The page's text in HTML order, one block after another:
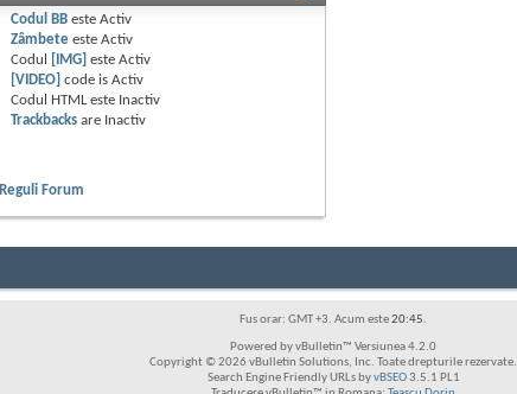
Codul BB esteActiv
Zâmbete esteActiv
Codul
[IMG] esteActiv
[VIDEO] code isActiv
Codul HTML este Inactiv
Trackbacks are Inactiv
Reguli Forum
Fus orar: GMT +3. Acum este20:45.
Powered by vBulletin™ Versiunea 4.2.0
Copyright © 2026 vBulletin Solutions, Inc. Toate drepturile rezervate.
Search Engine Friendly URLs byvBSEO3.5.1 PL1